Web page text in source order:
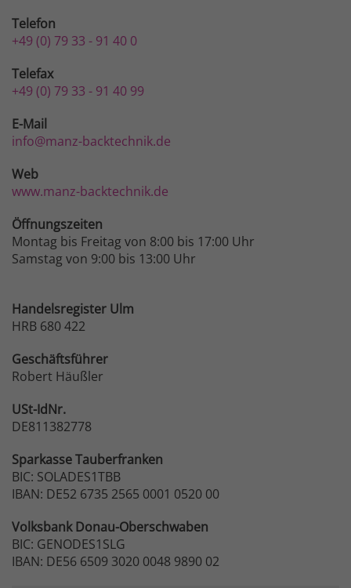
Telefon
+49 (0) 79 33 - 91 40 0
Telefax
+49 (0) 79 33 - 91 40 99
E-Mail
info@manz-backtechnik.de
Web
www.manz-backtechnik.de
Öffnungszeiten
Montag bis Freitag von 8:00 bis 17:00 Uhr
Samstag von 9:00 bis 13:00 Uhr
Handelsregister Ulm
HRB 680 422
Geschäftsführer
Robert Häußler
USt-IdNr.
DE811382778
SparkasseTauberfranken
BIC: SOLADES1TBB
IBAN: DE52 6735 2565 0001 0520 00
VolksbankDonau-Oberschwaben
BIC: GENODES1SLG
IBAN: DE56 6509 3020 0048 9890 02